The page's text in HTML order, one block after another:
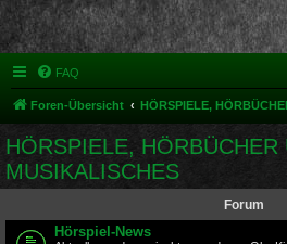
FAQ
Foren-Übersicht HÖRSPIELE,
HÖRSPIELE, HÖRBÜCHER
MUSIKALISCHES
Forum
Hörspiel-News